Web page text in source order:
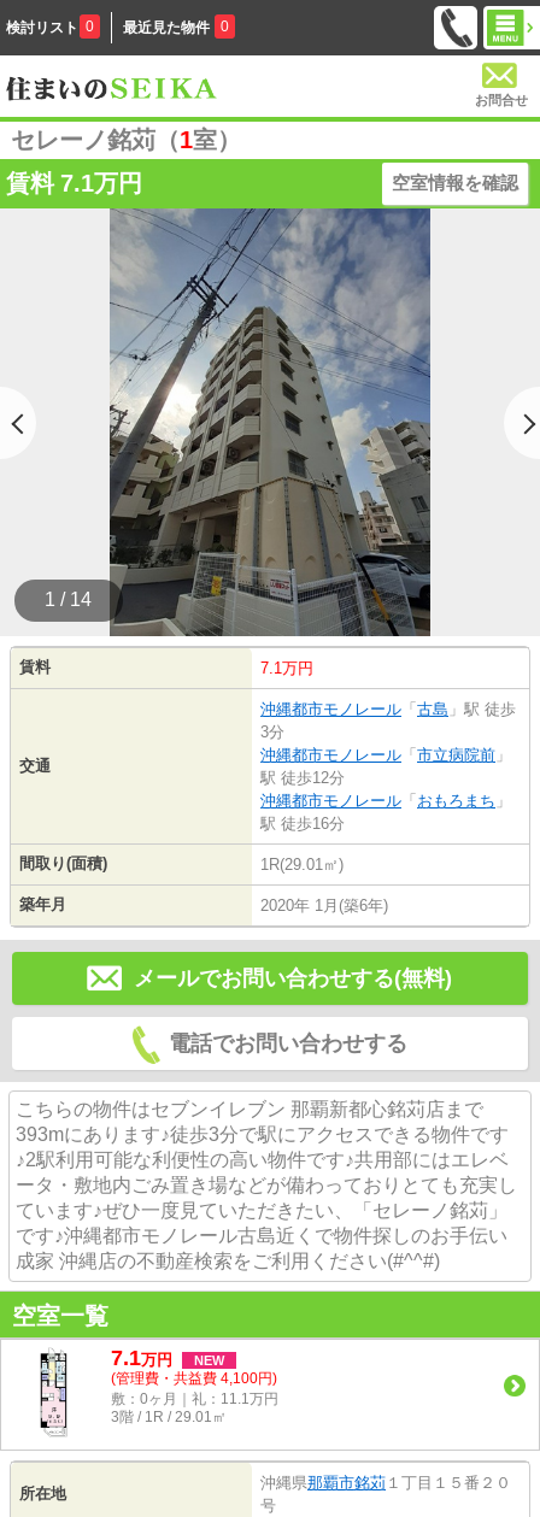
検討リスト 0 最近見た物件 0
お問合せ
セレーノ銘苅（1室）
賃料 7.1万円 空室情報を確認
1 / 14
賃料 7.1万円
交通
沖縄都市モノレール 「 古島 」駅 徒歩
3分
沖縄都市モノレール 「 市立病院前 」
駅 徒歩12分
沖縄都市モノレール 「 おもろまち 」
駅 徒歩16分
間取り(面積) 1R(29.01㎡)
築年月 2020年 1月(築6年)
メールでお問い合わせする(無料)
電話でお問い合わせする
こちらの物件はセブンイレブン 那覇新都心銘苅店まで
393mにあります♪徒歩3分で駅にアクセスできる物件です
♪2駅利用可能な利便性の高い物件です♪共用部にはエレベ
ータ・敷地内ごみ置き場などが備わっておりとても充実し
ています♪ぜひ一度見ていただきたい、「セレーノ銘苅」
です♪沖縄都市モノレール古島近くで物件探しのお手伝い
成家 沖縄店の不動産検索をご利用ください(#^^#)
空室一覧
7.1万円 NEW
(管理費・共益費 4,100円)
敷：0ヶ月｜礼：11.1万円
3階 / 1R / 29.01㎡
所在地
沖縄県那覇市銘苅 １丁目１５番２０
号